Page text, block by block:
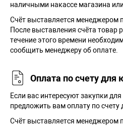
наличными накассе магазина
Cчёт выставляется менеджером
После выставления счёта товар
течение этого времени
сообщить менеджеру об оплате.
Оплата по счету для
Если вас интересуют закупки
предложить вам оплату по счету
Счёт выставляется менеджером